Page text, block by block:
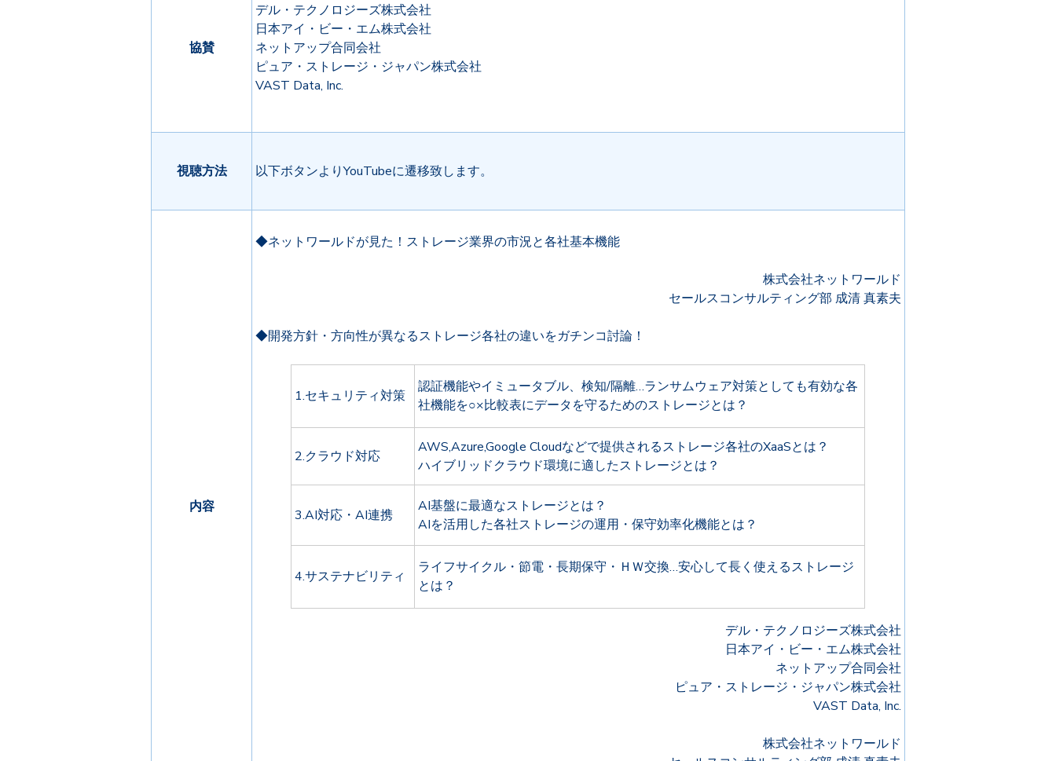
協賛
デル・テクノロジーズ株式会社
日本アイ・ビー・エム株式会社
ネットアップ合同会社
ピュア・ストレージ・ジャパン株式会社
VAST Data, Inc.
視聴方法 以下ボタンよりYouTubeに遷移致します。
内容
◆ネットワールドが見た！ストレージ業界の市況と各社基本機能
株式会社ネットワールド
セールスコンサルティング部 成清 真素夫
◆開発方針・方向性が異なるストレージ各社の違いをガチンコ討論！
1.セキュリティ対策
認証機能やイミュータブル、検知/隔離…ランサムウェア対策としても有効な各
社機能を○×比較表にデータを守るためのストレージとは？
2.クラウド対応
AWS,Azure,Google Cloudなどで提供されるストレージ各社のXaaSとは？
ハイブリッドクラウド環境に適したストレージとは？
3.AI対応・AI連携
AI基盤に最適なストレージとは？
AIを活用した各社ストレージの運用・保守効率化機能とは？
4.サステナビリティ
ライフサイクル・節電・長期保守・ＨＷ交換…安心して長く使えるストレージ
とは？
デル・テクノロジーズ株式会社
日本アイ・ビー・エム株式会社
ネットアップ合同会社
ピュア・ストレージ・ジャパン株式会社
VAST Data, Inc.
株式会社ネットワールド